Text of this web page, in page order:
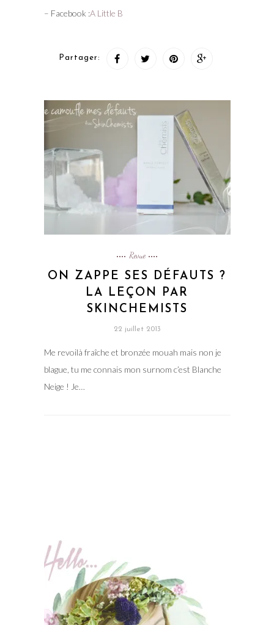
– Facebook :A Little B
Partager:
Revue
ON ZAPPE SES DÉFAUTS ?
LA LEÇON PAR
SKINCHEMISTS
22 juillet 2013
Me revoilà fraîche et bronzée mouah mais non je
blague, tu me connais mon surnom c’est Blanche
Neige ! Je…